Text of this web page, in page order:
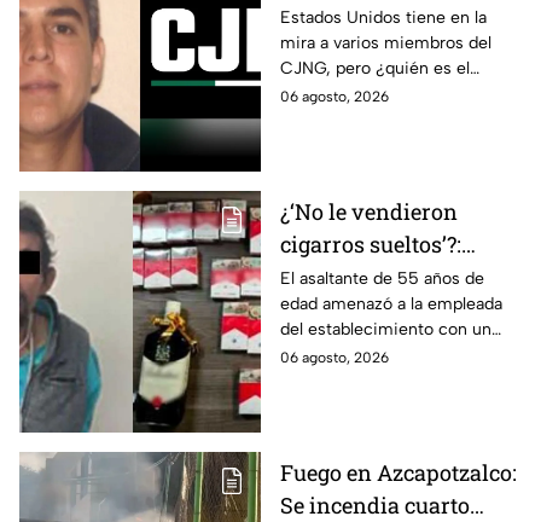
Estados Unidos?
Estados Unidos tiene en la
mira a varios miembros del
CJNG, pero ¿quién es el
miembro más buscado por el
06 agosto, 2026
¿‘No le vendieron
cigarros sueltos’?:
Detienen a hombre tras
asaltar una tienda y
llevarse más de 30
cajetillas en Iztapalapa
El asaltante de 55 años de
edad amenazó a la empleada
del establecimiento con un
arma de fuego, llevándose
06 agosto, 2026
Fuego en Azcapotzalco:
Se incendia cuarto